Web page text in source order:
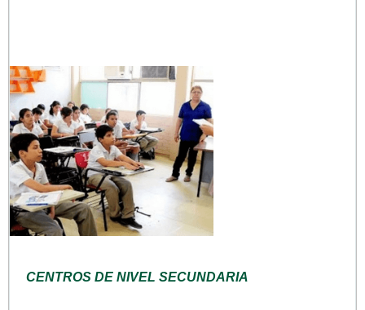
CENTROS DE NIVEL SECUNDARIA